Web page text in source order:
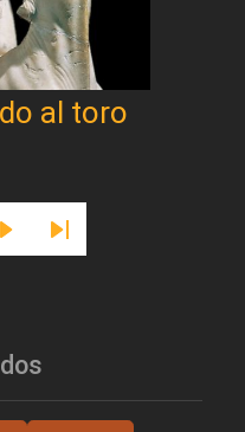
al toro
Siguiente página
Última página